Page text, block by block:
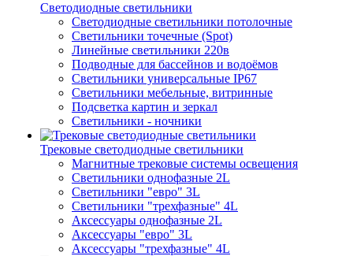
Светодиодные светильники
Светодиодные светильники потолочные
Светильники точечные (Spot)
Линейные светильники 220в
Подводные для бассейнов и водоёмов
Светильники универсальные IP67
Светильники мебельные, витринные
Подсветка картин и зеркал
Светильники - ночники
Трековые светодиодные светильники
Магнитные трековые системы освещения
Светильники однофазные 2L
Светильники "евро" 3L
Светильники "трехфазные" 4L
Аксессуары однофазные 2L
Аксессуары "евро" 3L
Аксессуары "трехфазные" 4L